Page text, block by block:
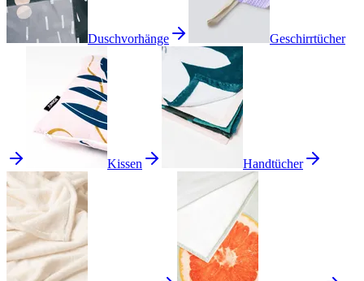
Duschvorhänge Geschirrtücher
Kissen Handtücher